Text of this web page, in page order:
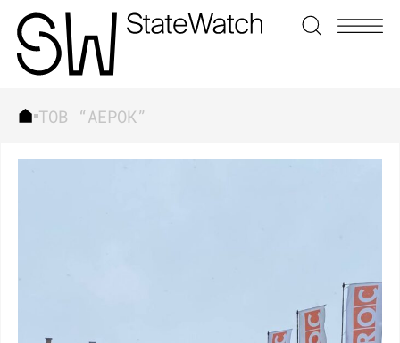
ТОВ “АЕРОК”